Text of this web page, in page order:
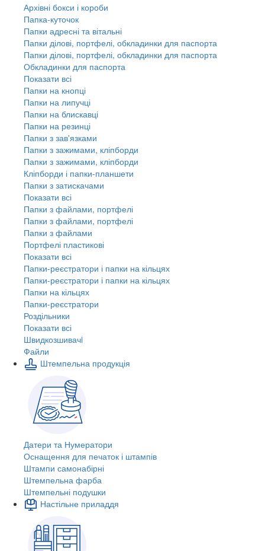
Архівні бокси і короби
Папка-куточок
Папки адресні та вітальні
Папки ділові, портфелі, обкладинки для паспорта
Папки ділові, портфелі, обкладинки для паспорта
Обкладинки для паспорта
Показати всі
Папки на кнопці
Папки на липучці
Папки на блискавці
Папки на резинці
Папки з зав'язками
Папки з зажимами, кліпборди
Папки з зажимами, кліпборди
Кліпборди і папки-планшети
Папки з затискачами
Показати всі
Папки з файлами, портфелі
Папки з файлами, портфелі
Папки з файлами
Портфелі пластикові
Показати всі
Папки-реєстратори і папки на кільцях
Папки-реєстратори і папки на кільцях
Папки на кільцях
Папки-реєстратори
Роздільники
Показати всі
Швидкозшивачi
Файли
Штемпельна продукція
Датери та Нумератори
Оснащення для печаток і штампів
Штампи самонабірні
Штемпельна фарба
Штемпельні подушки
Настільне приладдя